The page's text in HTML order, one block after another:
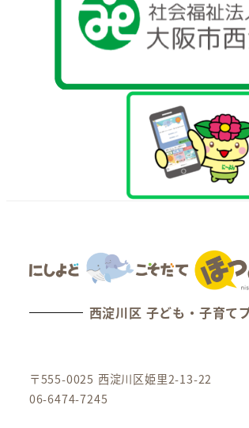
西淀川区 子ども・子育て
〒555-0025 西淀川区姫里2-13-22
06-6474-7245